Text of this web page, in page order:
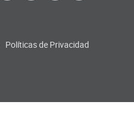
Políticas de Privacidad